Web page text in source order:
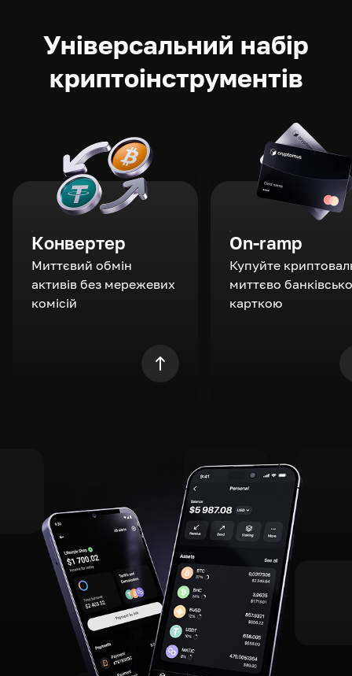
Універсальний набір
криптоінструментів
Конвертер
Миттєвий обмін
активів без мережевих
комісій
On-ramp
Купуйте
миттєво
карткою